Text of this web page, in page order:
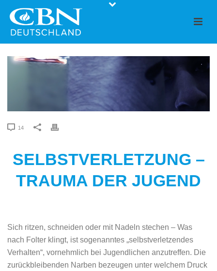
14
SELBSTVERLETZUNG –
TRAUMA DER JUGEND
Sich ritzen, schneiden oder mit Nadeln stechen – Was
nach Folter klingt, ist sogenanntes „selbstverletzendes
Verhalten“, vornehmlich bei Jugendlichen anzutreffen. Die
zurückbleibenden Narben bezeugen unter welchem Druck